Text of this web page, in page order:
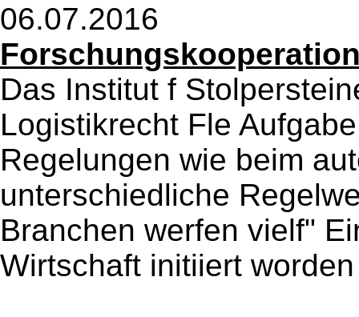
06.07.2016
Das Institut f
Logistikrecht Fle
Regelungen wie beim
unterschiedliche
Branchen werfen vielf"
Wirtschaft initiiert